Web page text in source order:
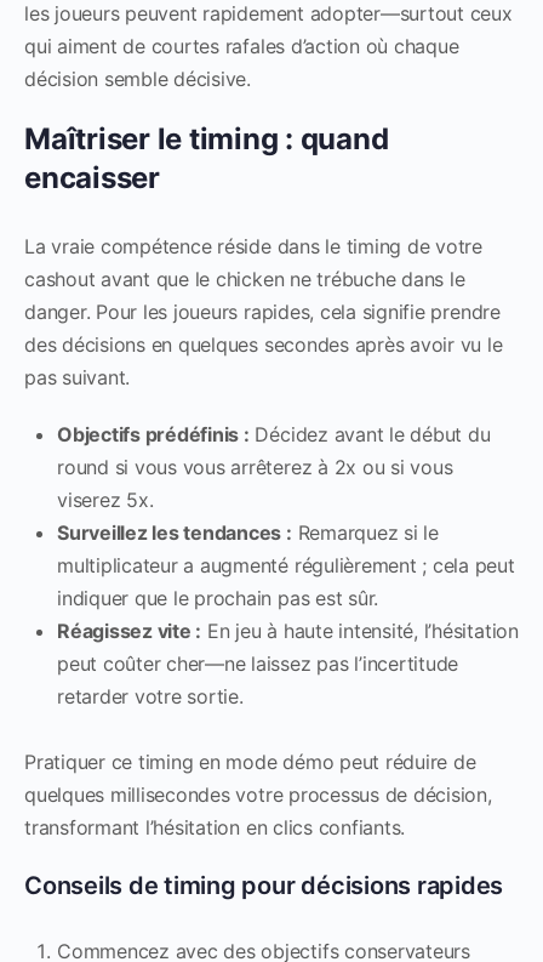
les joueurs peuvent rapidement adopter—surtout ceux
qui aiment de courtes rafales d’action où chaque
décision semble décisive.
Maîtriser le timing : quand
encaisser
La vraie compétence réside dans le timing de votre
cashout avant que le chicken ne trébuche dans le
danger. Pour les joueurs rapides, cela signifie prendre
des décisions en quelques secondes après avoir vu le
pas suivant.
Objectifs prédéfinis : Décidez avant le début du
round si vous vous arrêterez à 2x ou si vous
viserez 5x.
Surveillez les tendances : Remarquez si le
multiplicateur a augmenté régulièrement ; cela peut
indiquer que le prochain pas est sûr.
Réagissez vite : En jeu à haute intensité, l’hésitation
peut coûter cher—ne laissez pas l’incertitude
retarder votre sortie.
Pratiquer ce timing en mode démo peut réduire de
quelques millisecondes votre processus de décision,
transformant l’hésitation en clics confiants.
Conseils de timing pour décisions rapides
Commencez avec des objectifs conservateurs